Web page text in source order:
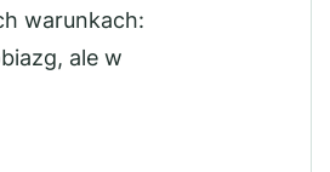
warunkach:
ale w